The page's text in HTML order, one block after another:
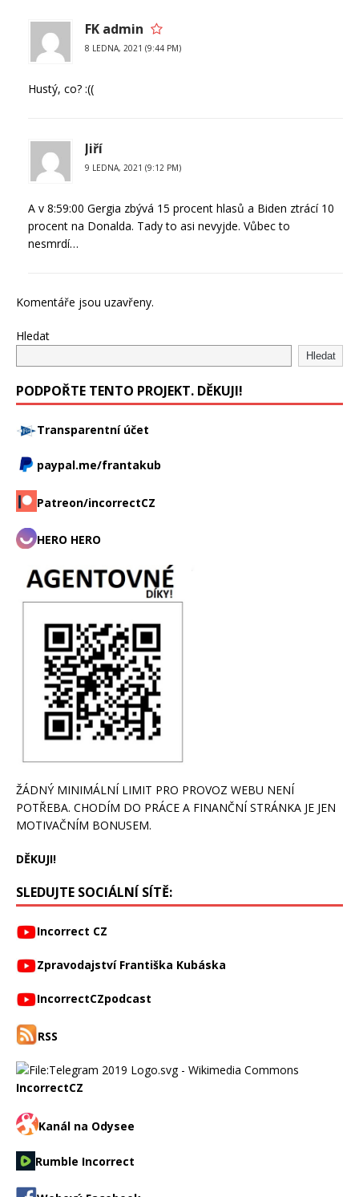
FK admin
8 LEDNA, 2021 (9:44 PM)
Hustý, co? :((
Jiří
9 LEDNA, 2021 (9:12 PM)
A v 8:59:00 Gergia zbývá 15 procent hlasů a Biden ztrácí 10
procent na Donalda. Tady to asi nevyjde. Vůbec to
nesmrdí…
Komentáře jsou uzavřeny.
Hledat
Hledat
PODPOŘTE TENTO PROJEKT. DĚKUJI!
Transparentní účet
paypal.me/frantakub
Patreon/incorrectCZ
HERO HERO
ŽÁDNÝ MINIMÁLNÍ LIMIT PRO PROVOZ WEBU NENÍ
POTŘEBA. CHODÍM DO PRÁCE A FINANČNÍ STRÁNKA JE JEN
MOTIVAČNÍM BONUSEM.
DĚKUJI!
SLEDUJTE SOCIÁLNÍ SÍTĚ:
Incorrect CZ
Zpravodajství Františka Kubáska
IncorrectCZpodcast
RSS
IncorrectCZ
Kanál na Odysee
Rumble Incorrect